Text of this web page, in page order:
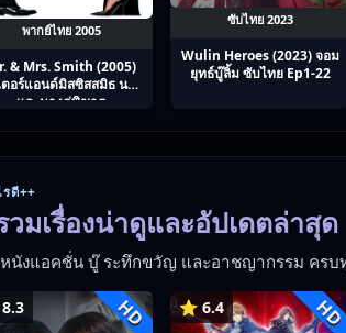
พากย์ไทย 2005
& Mrs. Smith (2005)
ตอร์แอนด์มิสซิสสมิธ นาย
และนางคู่พิฆาต
ซับไทย 2023
Wulin Heroes (2023) จอม
ยุทธ์บู๊ลิ้ม ซับไทย Ep1-22
ดี++
วมเรื่องน่าดูและอัปเดตล่าสุด
นังแอคชั่น บู๊ ระทึกขวัญ และอาชญากรรม คร
HD ⭐ 6.4